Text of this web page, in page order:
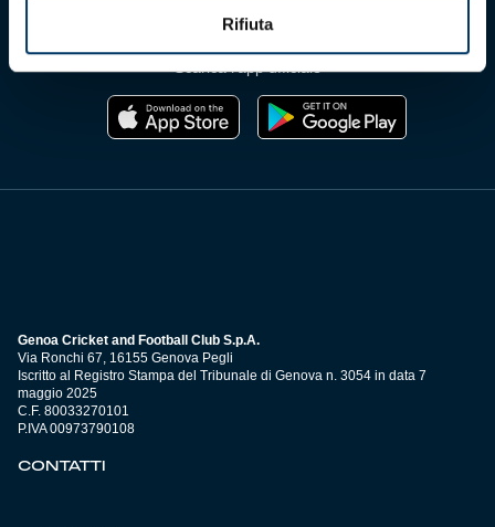
Rifiuta
Scarica l'app ufficiale
Genoa Cricket and Football Club S.p.A.
Via Ronchi 67, 16155 Genova Pegli
Iscritto al Registro Stampa del Tribunale di Genova n. 3054 in data 7
maggio 2025
C.F. 80033270101
P.IVA 00973790108
CONTATTI